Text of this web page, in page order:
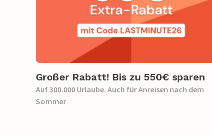
Großer Rabatt! Bis zu 550€ sparen​
Auf 300.000 Urlaube. Auch für Anreisen nach dem
Sommer